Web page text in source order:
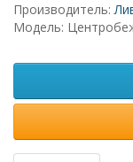
Производитель:
Модель: